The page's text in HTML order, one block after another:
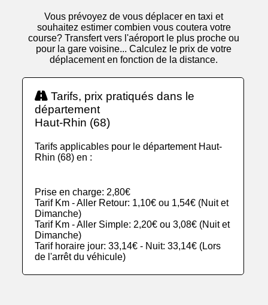
Vous prévoyez de vous déplacer en taxi et
souhaitez estimer combien vous coutera votre
course? Transfert vers l'aéroport le plus proche ou
pour la gare voisine... Calculez le prix de votre
déplacement en fonction de la distance.
Tarifs, prix pratiqués dans le
département
Haut-Rhin (68)
Tarifs applicables pour le département Haut-
Rhin (68) en :
Prise en charge: 2,80€
Tarif Km - Aller Retour: 1,10€ ou 1,54€ (Nuit et
Dimanche)
Tarif Km - Aller Simple: 2,20€ ou 3,08€ (Nuit et
Dimanche)
Tarif horaire jour: 33,14€ - Nuit: 33,14€ (Lors
de l'arrêt du véhicule)